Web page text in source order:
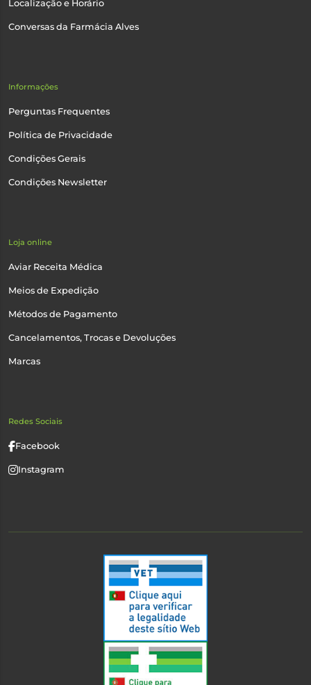
Localização e Horário
Conversas da Farmácia Alves
Informações
Perguntas Frequentes
Política de Privacidade
Condições Gerais
Condições Newsletter
Loja online
Aviar Receita Médica
Meios de Expedição
Métodos de Pagamento
Cancelamentos, Trocas e Devoluções
Marcas
Redes Sociais
Facebook
Instagram